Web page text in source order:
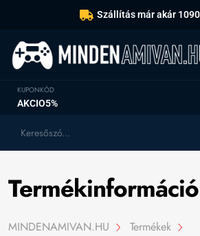
Szállítás már akár
KUPONKÓD
AKCIO5%
Termékinformáció
MINDENAMIVAN.HU
Termékek